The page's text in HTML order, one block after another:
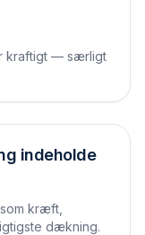
kraftigt — særligt
indeholde
kræft,
dækning.